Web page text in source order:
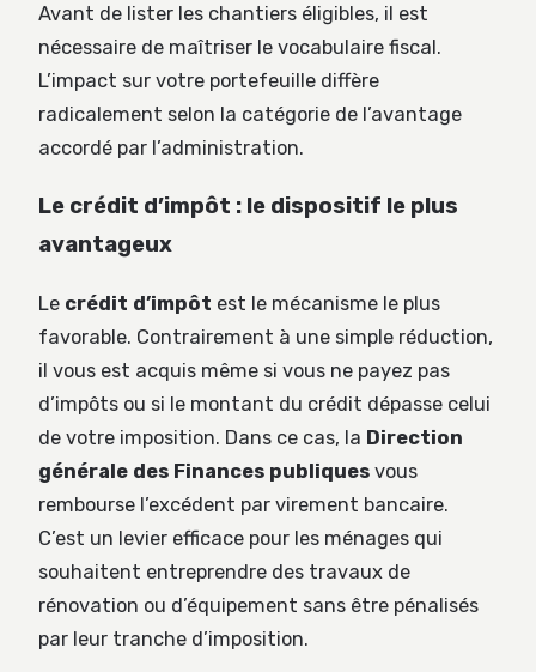
Avant de lister les chantiers éligibles, il est
nécessaire de maîtriser le vocabulaire fiscal.
L’impact sur votre portefeuille diffère
radicalement selon la catégorie de l’avantage
accordé par l’administration.
Le crédit d’impôt : le dispositif le plus
avantageux
Le crédit d’impôt est le mécanisme le plus
favorable. Contrairement à une simple réduction,
il vous est acquis même si vous ne payez pas
d’impôts ou si le montant du crédit dépasse celui
de votre imposition. Dans ce cas, la Direction
générale des Finances publiques vous
rembourse l’excédent par virement bancaire.
C’est un levier efficace pour les ménages qui
souhaitent entreprendre des travaux de
rénovation ou d’équipement sans être pénalisés
par leur tranche d’imposition.